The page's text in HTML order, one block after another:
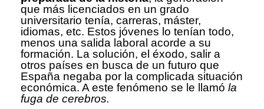
que más licenciados en un grado
universitario tenía, carreras, máster,
idiomas, etc. Estos jóvenes lo tenían todo,
menos una salida laboral acorde a su
formación. La solución, el éxodo, salir a
otros países en busca de un futuro que
España negaba por la complicada situación
económica. A este fenómeno se le llamó la
fuga de cerebros.